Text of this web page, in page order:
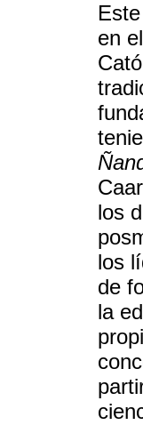
en
los
los
de
la